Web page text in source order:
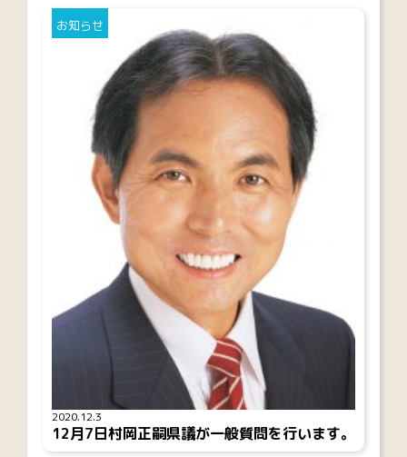
2020.12.3
お知らせ
12月7日村岡正嗣県議が一般質問を行います。